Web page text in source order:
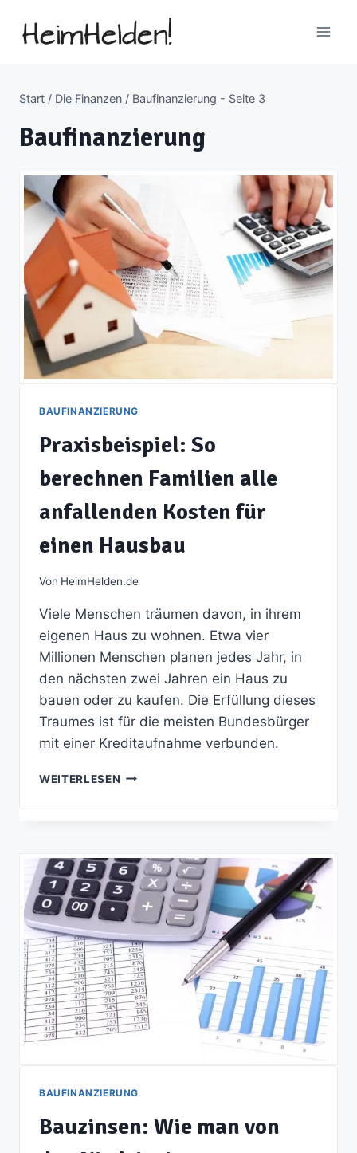
Inhalt
Start / Die Finanzen / Baufinanzierung - Seite 3
Baufinanzierung
BAUFINANZIERUNG
Praxisbeispiel: So
berechnen Familien alle
anfallenden Kosten für
einen Hausbau
Von HeimHelden.de
Viele Menschen träumen davon, in ihrem
eigenen Haus zu wohnen. Etwa vier
Millionen Menschen planen jedes Jahr, in
den nächsten zwei Jahren ein Haus zu
bauen oder zu kaufen. Die Erfüllung dieses
Traumes ist für die meisten Bundesbürger
mit einer Kreditaufnahme verbunden.
WEITERLESEN PRAXISBEISPIEL:
ANFALLENDEN
KOSTEN
FÜR
EINEN
HAUSBAU
BAUFINANZIERUNG
Bauzinsen: Wie man von